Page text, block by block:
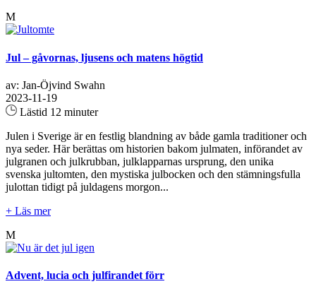
M
Jul – gåvornas, ljusens och matens högtid
av: Jan-Öjvind Swahn
2023-11-19
Lästid 12 minuter
Julen i Sverige är en festlig blandning av både gamla traditioner och
nya seder. Här berättas om historien bakom julmaten, införandet av
julgranen och julkrubban, julklapparnas ursprung, den unika
svenska jultomten, den mystiska julbocken och den stämningsfulla
julottan tidigt på juldagens morgon...
+ Läs mer
M
Advent, lucia och julfirandet förr